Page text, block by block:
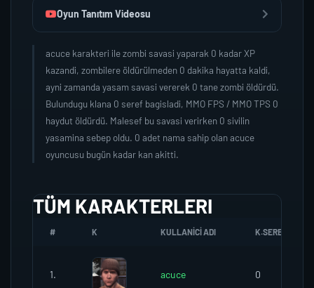
Oyun Tanıtım Videosu
acuce karakteri ile zombi savasi yaparak 0 kadar XP
kazandi, zombilere öldürülmeden 0 dakika hayatta kaldi,
ayni zamanda yasam savasi vererek 0 tane zombi öldürdü.
Bulundugu klana 0 seref bagisladi, MMO FPS / MMO TPS 0
haydut öldürdü. Malesef bu savasi verirken 0 sivilin
yasamina sebep oldu. 0 adet nama sahip olan acuce
oyuncusu bugün kadar kan akitti.
TÜM KARAKTERLERI
# K KULLANICI ADI K.SEREFI
1. acuce 0